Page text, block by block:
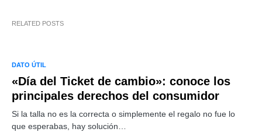
RELATED POSTS
DATO ÚTIL
«Día del Ticket de cambio»: conoce los
principales derechos del consumidor
Si la talla no es la correcta o simplemente el regalo no fue lo
que esperabas, hay solución…